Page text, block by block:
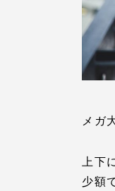
メガ
上下
少額